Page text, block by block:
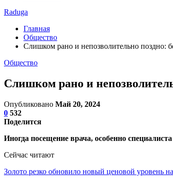
Raduga
Главная
Общество
Слишком рано и непозволительно поздно:
Общество
Слишком рано и
Опубликовано Май 20, 2024
0 532
Поделится
Иногда посещение врача, особенно
Сейчас читают
Золото резко обновило новый ценовой уровень